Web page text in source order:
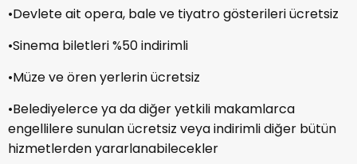
•Devlete ait opera, bale ve tiyatro gösterileri ücretsiz
•Sinema biletleri %50 indirimli
•Müze ve ören yerlerin ücretsiz
•Belediyelerce ya da diğer yetkili makamlarca
engellilere sunulan ücretsiz veya indirimli diğer bütün
hizmetlerden yararlanabilecekler